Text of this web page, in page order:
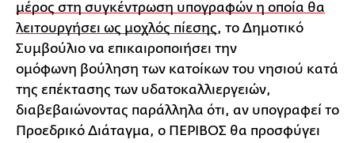
μέρος στη συγκέντρωση υπογραφών η οποία θα
λειτουργήσει ως μοχλός πίεσης, το Δημοτικό
Συμβούλιο να επικαιροποιήσει την
ομόφωνη βούληση των κατοίκων του νησιού κατά
της επέκτασης των υδατοκαλλιεργειών,
διαβεβαιώνοντας παράλληλα ότι, αν υπογραφεί το
Προεδρικό Διάταγμα, ο ΠΕΡΙΒΟΣ θα προσφύγει